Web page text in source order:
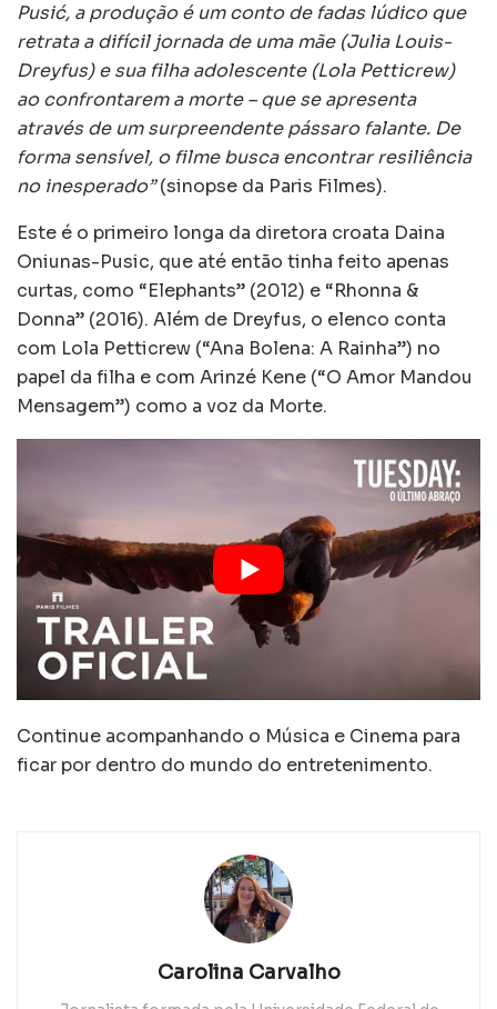
Pusić, a produção é um conto de fadas lúdico que
retrata a difícil jornada de uma mãe (Julia Louis-
Dreyfus) e sua filha adolescente (Lola Petticrew)
ao confrontarem a morte – que se apresenta
através de um surpreendente pássaro falante. De
forma sensível, o filme busca encontrar resiliência
no inesperado”(sinopse da Paris Filmes).
Este é o primeiro longa da diretora croata Daina
Oniunas-Pusic, que até então tinha feito apenas
curtas, como “Elephants” (2012) e “Rhonna &
Donna” (2016). Além de Dreyfus, o elenco conta
com Lola Petticrew (“Ana Bolena: A Rainha”) no
papel da filha e com Arinzé Kene (“O Amor Mandou
Mensagem”) como a voz da Morte.
Continue acompanhando o Música e Cinema para
ficar por dentro do mundo do entretenimento.
Carolina Carvalho